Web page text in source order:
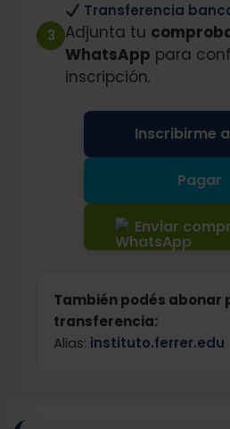
Transferencia
3
Adjunta tu
WhatsApp para
inscripción.
Inscribirme
Pagar
Enviar
También podés abonar
transferencia:
Alias: instituto.ferrer.edu